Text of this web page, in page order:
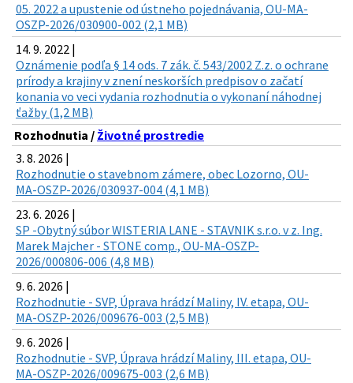
05. 2022 a upustenie od ústneho pojednávania, OU-MA-
OSZP-2026/030900-002 (2,1 MB)
14. 9. 2022 |
Oznámenie podľa § 14 ods. 7 zák. č. 543/2002 Z.z. o ochrane
prírody a krajiny v znení neskorších predpisov o začatí
konania vo veci vydania rozhodnutia o vykonaní náhodnej
ťažby (1,2 MB)
Rozhodnutia / Životné prostredie
3. 8. 2026 |
Rozhodnutie o stavebnom zámere, obec Lozorno, OU-
MA-OSZP-2026/030937-004 (4,1 MB)
23. 6. 2026 |
SP -Obytný súbor WISTERIA LANE - STAVNIK s.r.o. v z. Ing.
Marek Majcher - STONE comp., OU-MA-OSZP-
2026/000806-006 (4,8 MB)
9. 6. 2026 |
Rozhodnutie - SVP, Úprava hrádzí Maliny, IV. etapa, OU-
MA-OSZP-2026/009676-003 (2,5 MB)
9. 6. 2026 |
Rozhodnutie - SVP, Úprava hrádzí Maliny, III. etapa, OU-
MA-OSZP-2026/009675-003 (2,6 MB)